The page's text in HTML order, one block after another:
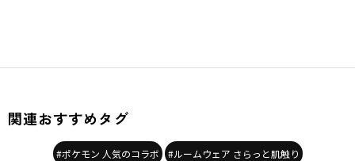
関連おすすめタグ
#ポケモン 人気のコラボ #ルームウェア さらっと肌触り